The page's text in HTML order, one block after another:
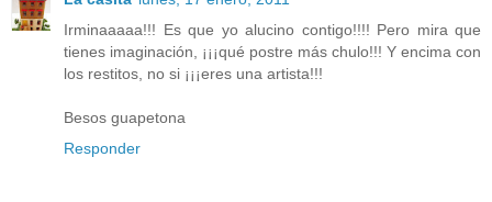
Irminaaaaa!!! Es que yo alucino contigo!!!! Pero mira que
tienes imaginación, ¡¡¡qué postre más chulo!!! Y encima con
los restitos, no si ¡¡¡eres una artista!!!
Besos guapetona
Responder